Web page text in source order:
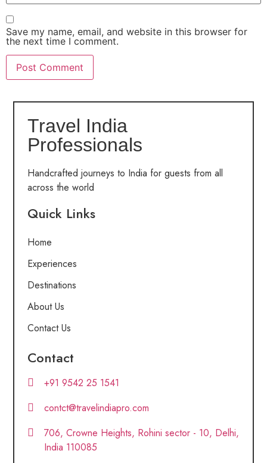
Save my name, email, and website in this browser for
the next time I comment.
Travel India
Professionals
Handcrafted journeys to India for guests from all
across the world
Quick Links
Home
Experiences
Destinations
About Us
Contact Us
Contact
+91 9542 25 1541
contct@travelindiapro.com
706, Crowne Heights, Rohini sector - 10, Delhi,
India 110085